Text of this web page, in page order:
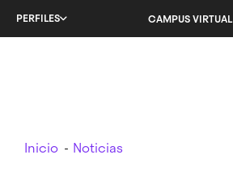
PERFILES CAMPUS VIRTUAL
Breadcrumb
Inicio Noticias